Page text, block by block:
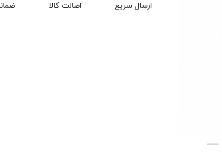
ارسال سریع اصالت کالا